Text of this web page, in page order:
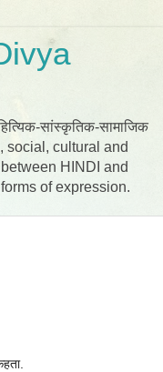
सांस्कृतिक-सामाजिक
social, cultural and
HINDI and
of expression.